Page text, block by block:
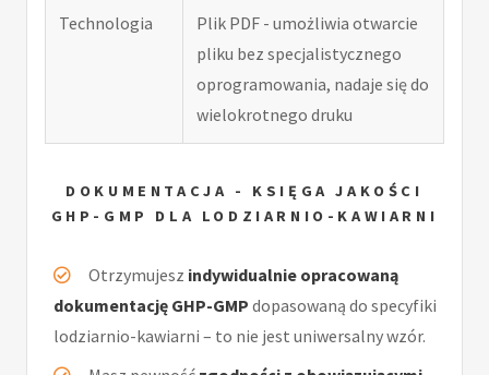
Technologia
Plik PDF - umożliwia otwarcie
pliku bez specjalistycznego
oprogramowania, nadaje się do
wielokrotnego druku
DOKUMENTACJA - KSIĘGA JAKOŚCI
GHP-GMP DLA LODZIARNIO-KAWIARNI
Otrzymujesz indywidualnie opracowaną
dokumentację GHP-GMP dopasowaną do specyfiki
lodziarnio-kawiarni – to nie jest uniwersalny wzór.